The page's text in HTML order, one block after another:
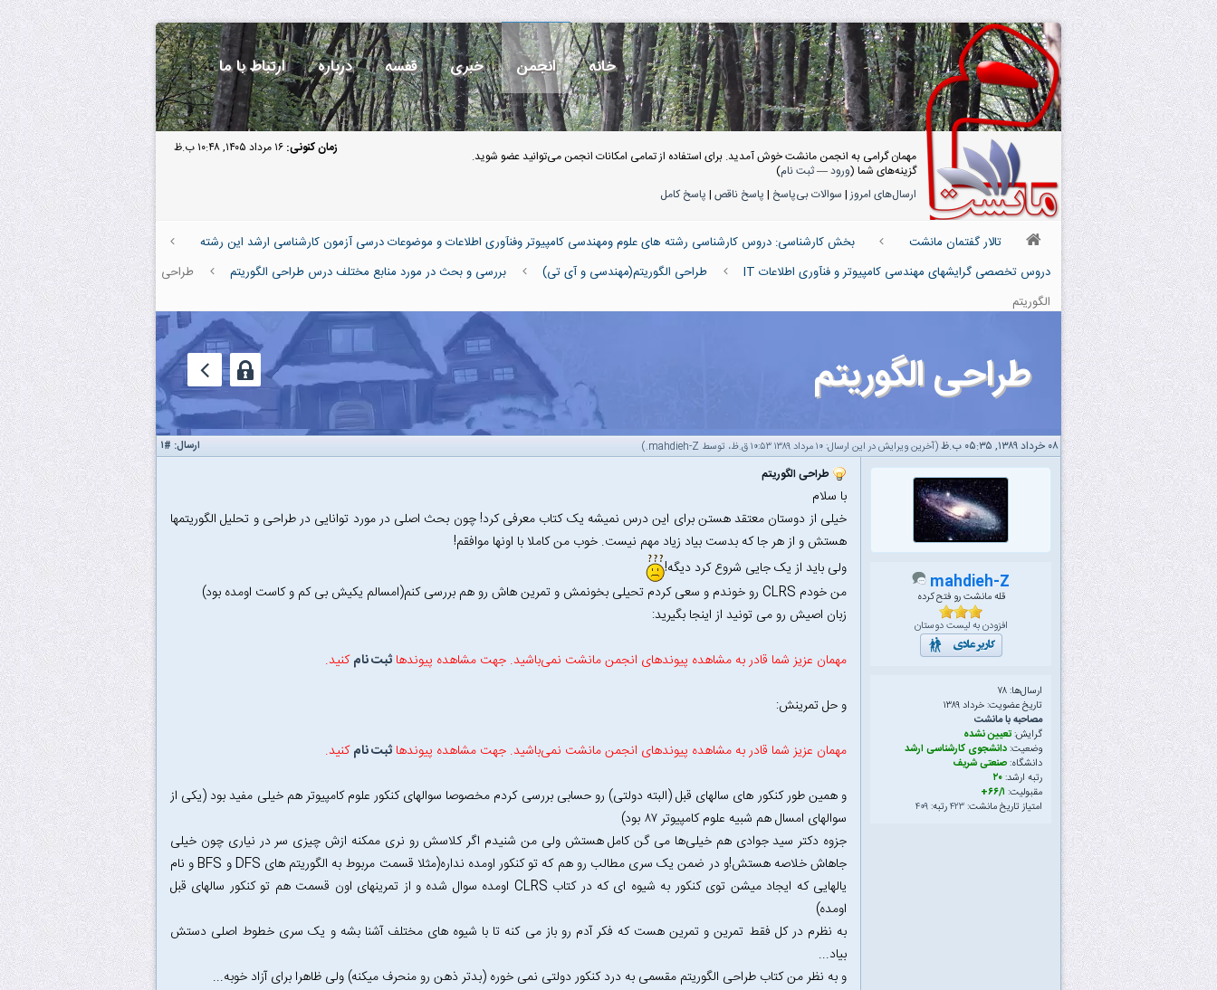
خانه انجمن خبری قفسه درباره ارتباط با ما
زمان کنونی: ۱۶ مرداد ۱۴۰۵, ۱۰:۴۸ ب.ظ
مهمان گرامی به انجمن مانشت خوش آمدید. برای استفاده از تمامی امکانات انجمن می‌توانید عضو شوید.
گزینه‌های شما (ورود—ثبت نام)
ارسال‌های امروز| سوالات بی‌پاسخ | پاسخ ناقص | پاسخ کامل
تالار گفتمان مانشت
بخش کارشناسی: دروس کارشناسی رشته های علوم ومهندسی کامپیوتر وفنآوری اطلاعات و موضوعات درسی آزمون کارشناسی ارشد این رشته
دروس تخصصی گرایشهای مهندسی کامپیوتر و فنآوری اطلاعات IT
طراحی الگوریتم(مهندسی و آی تی) بررسی و بحث در مورد منابع مختلف درس طراحی الگوریتم
طراحی
الگوریتم
طراحی الگوریتم
ارسال: #۱ ۰۸ خرداد ۱۳۸۹, ۰۵:۳۵ ب.ظ (آخرین ویرایش در این ارسال: ۱۰ مرداد ۱۳۸۹ ۱۰:۵۳ ق.ظ، توسط mahdieh-Z
.)
mahdieh-Z
قله مانشت رو فتح کرده
افزودن به لیست دوستان
ارسال‌ها: ۷۸
تاریخ عضویت: خرداد ۱۳۸۹
مصاحبه با مانشت
گرایش:تعیین نشده
وضعیت:دانشجوی کارشناسی ارشد
دانشگاه:صنعتی شریف
رتبه ارشد:۲۰
مقبولیت: ۶۶/۱+
امتیاز تاریخ مانشت:۴۲۳رتبه:۴۰۹
طراحی الگوریتم
با سلام
خیلی از دوستان معتقد هستن برای این درس نمیشه یک کتاب معرفی کرد! چون بحث اصلی در مورد توانایی در طراحی و تحلیل الگوریتمها
هستش و از هر جا که بدست بیاد زیاد مهم نیست. خوب من کاملا با اونها موافقم!
ولی باید از یک جایی شروع کرد دیگه!
من خودم CLRS رو خوندم و سعی کردم تحیلی بخونمش و تمرین هاش رو هم بررسی کنم(امسالم یکیش بی کم و کاست اومده بود)
زبان اصیش رو می تونید از اینجا بگیرید:
مهمان عزیز شما قادر به مشاهده پیوندهای انجمن مانشت نمی‌باشید. جهت مشاهده پیوندها ثبت نامکنید.
و حل تمرینش:
مهمان عزیز شما قادر به مشاهده پیوندهای انجمن مانشت نمی‌باشید. جهت مشاهده پیوندها ثبت نامکنید.
و همین طور کنکور های سالهای قبل (البته دولتی) رو حسابی بررسی کردم مخصوصا سوالهای کنکور علوم کامپیوتر هم خیلی مفید بود (یکی از
سوالهای امسال هم شبیه علوم کامپیوتر ۸۷ بود)
جزوه دکتر سید جوادی هم خیلی‌ها می گن کامل هستش ولی من شنیدم اگر کلاسش رو نری ممکنه ازش چیزی سر در نیاری چون خیلی
جاهاش خلاصه هستش!و در ضمن یک سری مطالب رو هم که تو کنکور اومده نداره(مثلا قسمت مربوط به الگوریتم های DFS و BFS و نام
یالهایی که ایجاد میشن توی کنکور به شیوه ای که در کتاب CLRS اومده سوال شده و از تمرینهای اون قسمت هم تو کنکور سالهای قبل
اومده)
به نظرم در کل فقط تمرین و تمرین هست که فکر آدم رو باز می کنه تا با شیوه های مختلف آشنا بشه و یک سری خطوط اصلی دستش
بیاد...
و به نظر من کتاب طراحی الگوریتم مقسمی به درد کنکور دولتی نمی خوره (بدتر ذهن رو منحرف میکنه) ولی ظاهرا برای آزاد خوبه...